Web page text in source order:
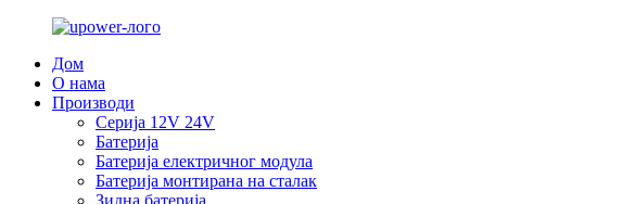
Дом
О нама
Производи
Серија 12V 24V
Батерија
Батерија електричног модула
Батерија монтирана на сталак
Зидна батерија